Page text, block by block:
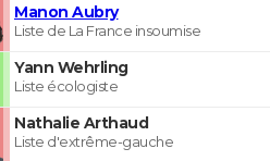
Manon Aubry
Liste de La France insoumise
Yann Wehrling
Liste écologiste
Nathalie Arthaud
Liste d'extrême-gauche